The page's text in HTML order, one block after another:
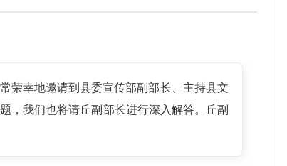
荣幸地邀请到县委宣传部副部长、主持县文
，我们也将请丘副部长进行深入解答。丘副